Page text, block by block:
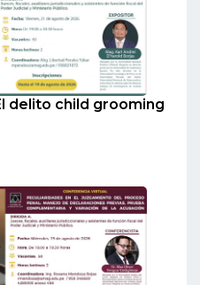
delito child grooming